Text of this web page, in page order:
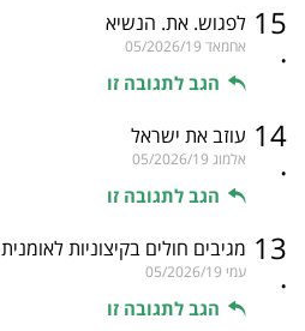
15
.
לפגוש. את. הנשיא
אחמאד 05/2026/19
הגב לתגובה זו
14
.
עוזב את ישראל
אלמוג 05/2026/19
הגב לתגובה זו
13
.
מגיבים חולים בקיצוניות לאומנית
עמי 05/2026/19
הגב לתגובה זו